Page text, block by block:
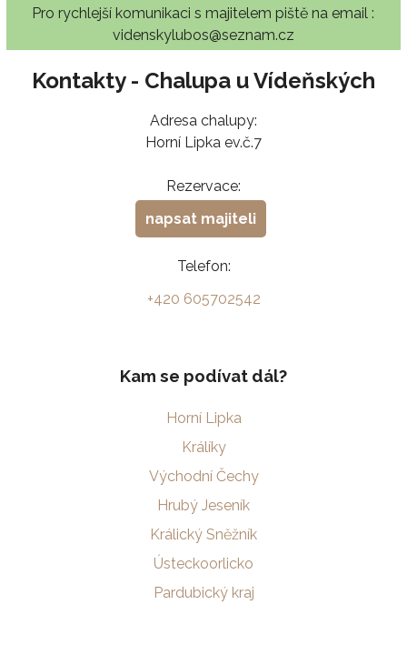
Pro rychlejší komunikaci s majitelem piště na email :
videnskylubos@seznam.cz
Kontakty - Chalupa u Vídeňských
Adresa chalupy:
Horní Lipka ev.č.7
Rezervace:
napsat majiteli
Telefon:
+420 605702542
Kam se podívat dál?
Horní Lipka
Králíky
Východní Čechy
Hrubý Jeseník
Králický Sněžník
Ústeckoorlicko
Pardubický kraj